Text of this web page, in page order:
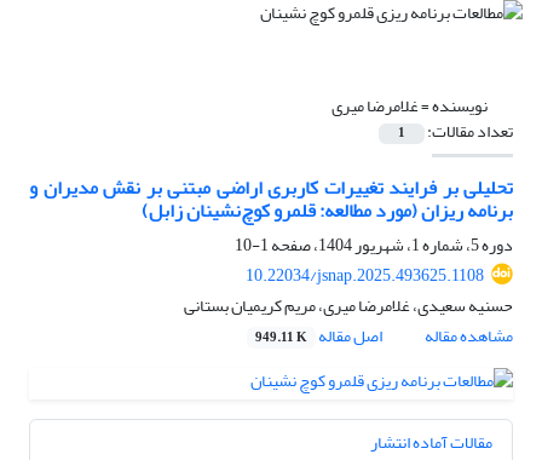
نویسنده =غلامرضا میری
تعداد مقالات: 1
تحلیلی بر فرایند تغییرات کاربری اراضی مبتنی بر نقش مدیران و
برنامه ریزان (مورد مطالعه: قلمرو کوچ‌نشینان زابل)
دوره 5، شماره 1، شهریور 1404، صفحه
1-10
10.22034/jsnap.2025.493625.1108
حسنیه سعیدی، غلامرضا میری، مریم کریمیان بستانی
مشاهده مقاله
اصل مقاله 949.11 K
مقالات آماده انتشار